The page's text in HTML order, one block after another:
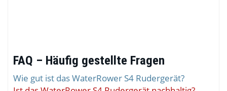
FAQ – Häufig gestellte Fragen
Wie gut ist das WaterRower S4 Rudergerät?